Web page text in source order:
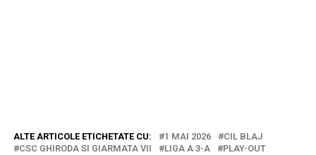
ALTE ARTICOLE ETICHETATE CU: 1 MAI 2026
CIL BLAJ
CSC GHIRODA SI GIARMATA VII
LIGA A 3-A PLAY-OUT